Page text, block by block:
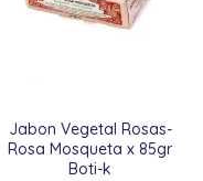
Jabon Vegetal Rosas-
Rosa Mosqueta x 85gr
Boti-k